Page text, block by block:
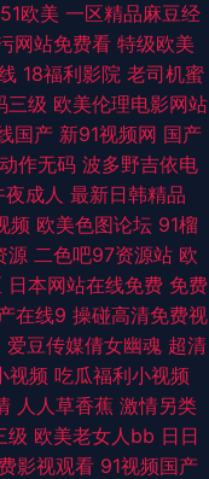
姬免费看 www99操 国产
在线 91新地址 成人片伊人
爱视频 超碰视干 激情人妻
线 91吴梦梦在线 东京热资
视频 WWW婷婷c0m 国产
蕉福利网 久草福利在线 欧
在线看 国产丝袜看片 久久
国产久久 另类春色 丝
51欧美 一区精品麻豆经
网站免费看 特级欧美
18福利影院 老司机蜜
三级 欧美伦理电影网站
国产 新91视频网 国产
作无码 波多野吉依电
夜成人 最新日韩精品
频 欧美色图论坛 91榴
源 二色吧97资源站 欧
日本网站在线免费 免费
在线9 操碰高清免费视
爱豆传媒倩女幽魂 超清
视频 吃瓜福利小视频
人人草香蕉 激情另类
级 欧美老女人bb 日日
影视观看 91视频国产